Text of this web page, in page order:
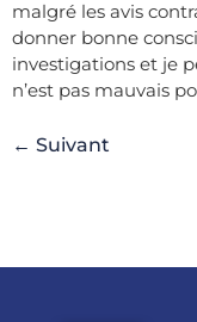
malgré les avis
donner bonne
investigations et je
n’est pas mauvais
← Suivant